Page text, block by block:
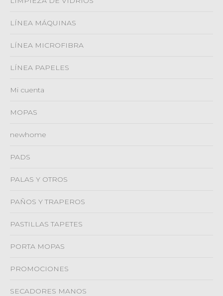
LÍNEA MÁQUINAS
LÍNEA MICROFIBRA
LÍNEA PAPELES
Mi cuenta
MOPAS
newhome
PADS
PALAS Y OTROS
PAÑOS Y TRAPEROS
PASTILLAS TAPETES
PORTA MOPAS
PROMOCIONES
SECADORES MANOS